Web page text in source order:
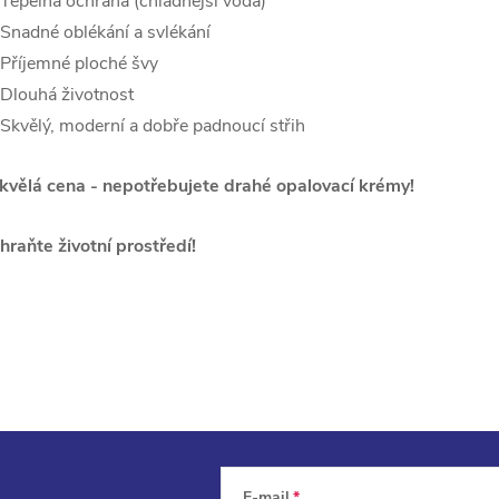
oblékání a svlékání
ploché švy
životnost
moderní a dobře padnoucí střih
cena - nepotřebujete drahé opalovací krémy!
životní prostředí!